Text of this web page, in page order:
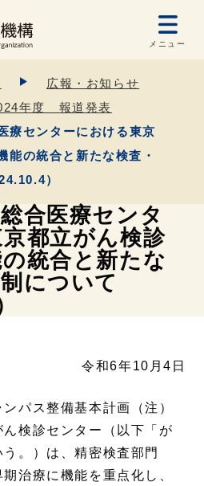
メニュー
広報・お知らせ
年度 報道発表
療センターにおける東京
能の統合と新たな検査・
）
合医療センタ
都立がん検診
統合と新たな
について
令和6年10月4日
パス整備基本計画（注）
検診センター（以下「が
。）は、精密検査部門
治療に機能を重点化し、